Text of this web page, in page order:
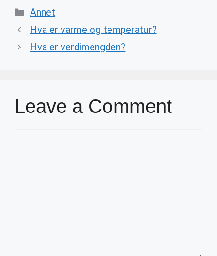
Categories
Annet
Hva er varme og temperatur?
Hva er verdimengden?
Leave a Comment